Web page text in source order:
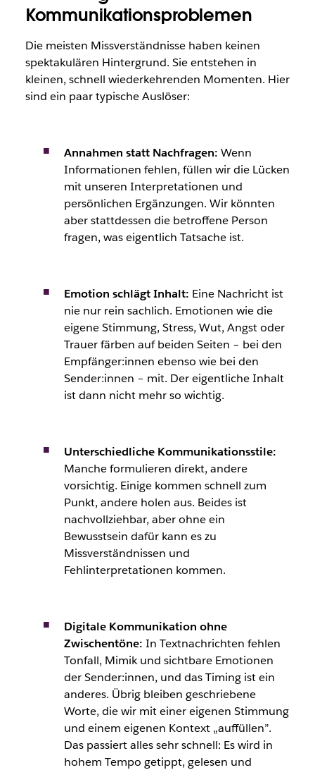
Kommunikationsproblemen
Die meisten Missverständnisse haben keinen
spektakulären Hintergrund. Sie entstehen in
kleinen, schnell wiederkehrenden Momenten. Hier
sind ein paar typische Auslöser:
Annahmen statt Nachfragen: Wenn
Informationen fehlen, füllen wir die Lücken
mit unseren Interpretationen und
persönlichen Ergänzungen. Wir könnten
aber stattdessen die betroffene Person
fragen, was eigentlich Tatsache ist.
Emotion schlägt Inhalt: Eine Nachricht ist
nie nur rein sachlich. Emotionen wie die
eigene Stimmung, Stress, Wut, Angst oder
Trauer färben auf beiden Seiten – bei den
Empfänger:innen ebenso wie bei den
Sender:innen – mit. Der eigentliche Inhalt
ist dann nicht mehr so wichtig.
Unterschiedliche Kommunikationsstile:
Manche formulieren direkt, andere
vorsichtig. Einige kommen schnell zum
Punkt, andere holen aus. Beides ist
nachvollziehbar, aber ohne ein
Bewusstsein dafür kann es zu
Missverständnissen und
Fehlinterpretationen kommen.
Digitale Kommunikation ohne
Zwischentöne: In Textnachrichten fehlen
Tonfall, Mimik und sichtbare Emotionen
der Sender:innen, und das Timing ist ein
anderes. Übrig bleiben geschriebene
Worte, die wir mit einer eigenen Stimmung
und einem eigenen Kontext „auffüllen”.
Das passiert alles sehr schnell: Es wird in
hohem Tempo getippt, gelesen und